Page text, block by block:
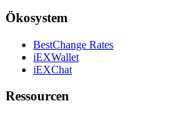
Ökosystem
BestChange Rates
iEXWallet
iEXChat
Ressourcen